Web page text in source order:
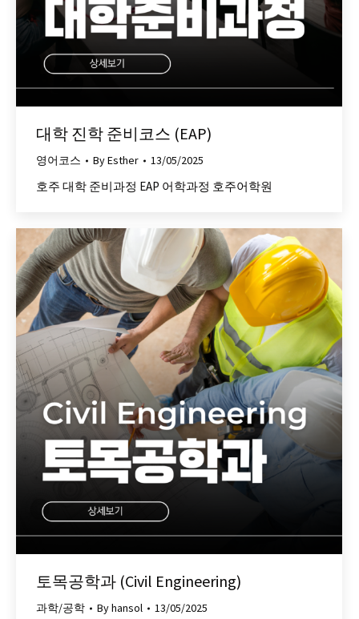
대학 진학 준비코스 (EAP)
영어코스 ByEsther 13/05/2025
호주 대학 준비과정 EAP 어학과정 호주어학원
토목공학과 (Civil Engineering)
과학/공학 Byhansol 13/05/2025